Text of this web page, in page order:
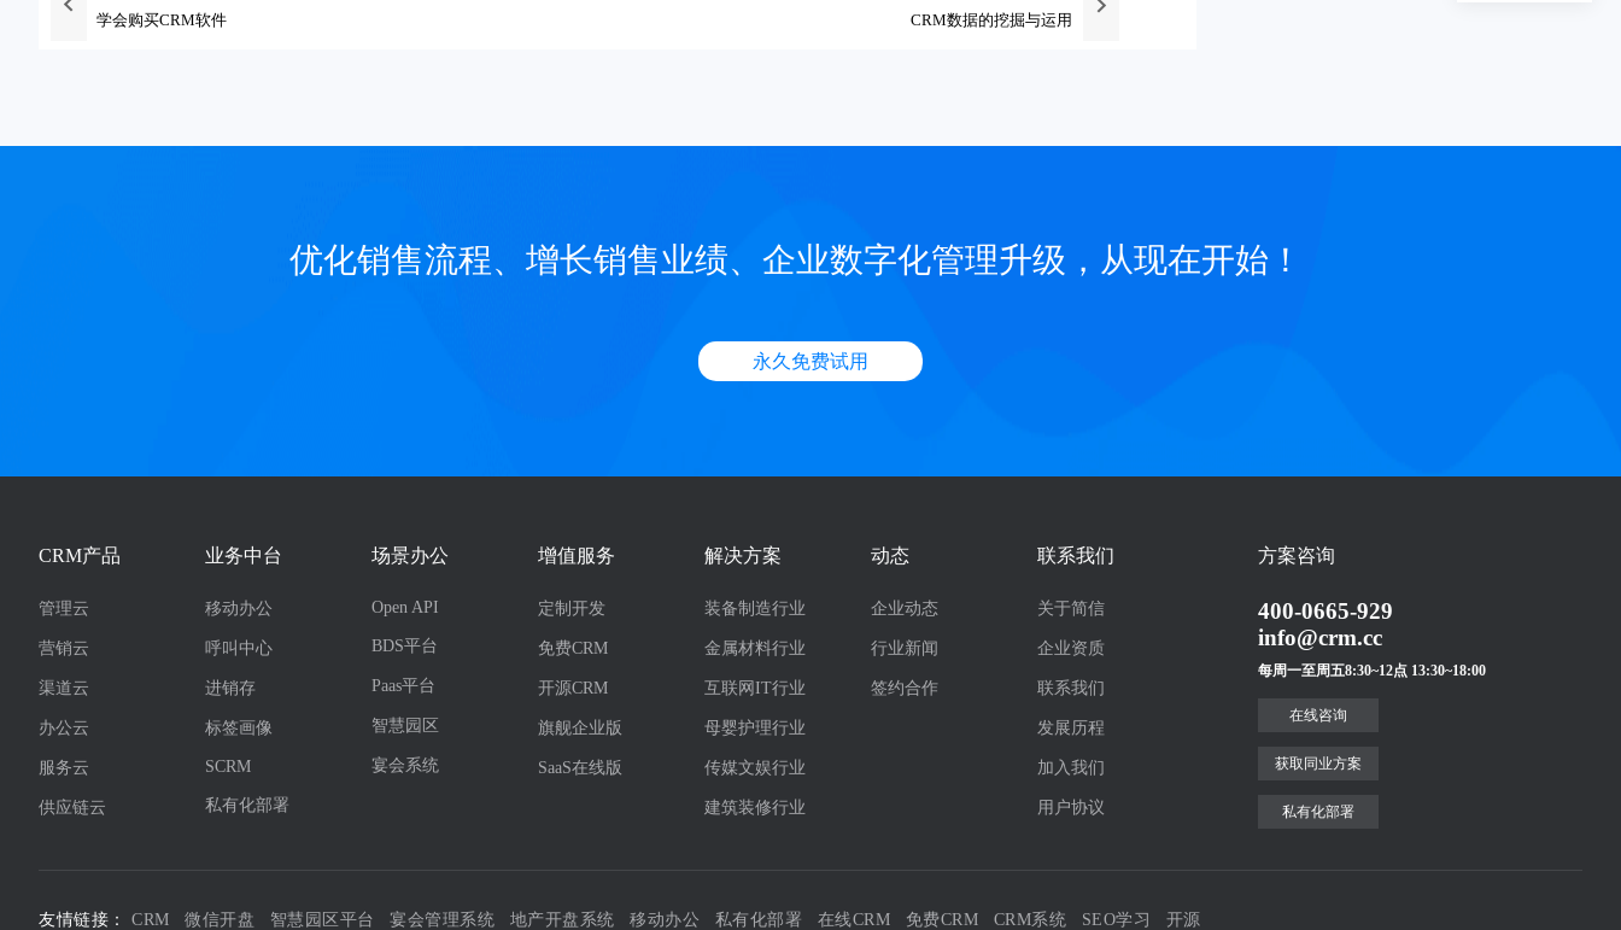
学会购买CRM软件 CRM数据的挖掘与运用
优化销售流程、增长销售业绩、企业数字化管理升级，从现在开始！
永久免费试用
CRM产品
管理云
营销云
渠道云
办公云
服务云
供应链云
业务中台
移动办公
呼叫中心
进销存
标签画像
SCRM
私有化部署
场景办公
Open API
BDS平台
Paas平台
智慧园区
宴会系统
增值服务
定制开发
免费CRM
开源CRM
旗舰企业版
SaaS在线版
解决方案
装备制造行业
金属材料行业
互联网IT行业
母婴护理行业
传媒文娱行业
建筑装修行业
动态
企业动态
行业新闻
签约合作
联系我们
关于简信
企业资质
联系我们
发展历程
加入我们
用户协议
方案咨询
400-0665-929
info@crm.cc
每周一至周五8:30~12点 13:30~18:00
在线咨询
获取同业方案
私有化部署
友情链接： CRM 微信开盘 智慧园区平台 宴会管理系统 地产开盘系统 移动办公 私有化部署 在线CRM 免费CRM CRM系统 SEO学习 开源